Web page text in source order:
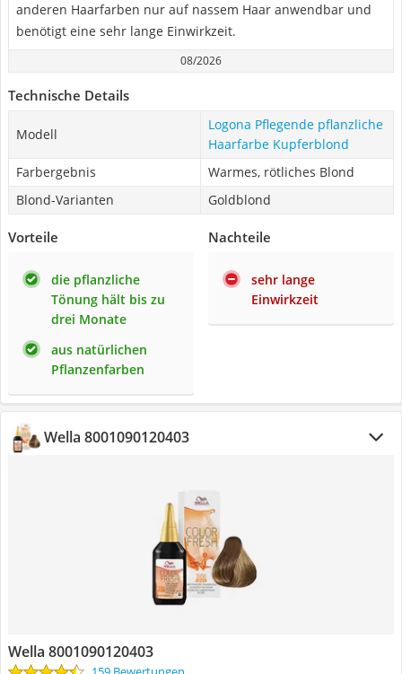
anderen Haarfarben nur auf nassem Haar anwendbar und
benötigt eine sehr lange Einwirkzeit.
08/2026
Technische Details
Modell
Logona Pflegende pflanzliche
Haarfarbe Kupferblond
Farbergebnis
Warmes, rötliches Blond
Blond-Varianten
Goldblond
Vorteile
die pflanzliche
Tönung hält bis zu
drei Monate
aus natürlichen
Pflanzenfarben
Nachteile
sehr lange
Einwirkzeit
Wella 8001090120403
Wella 8001090120403